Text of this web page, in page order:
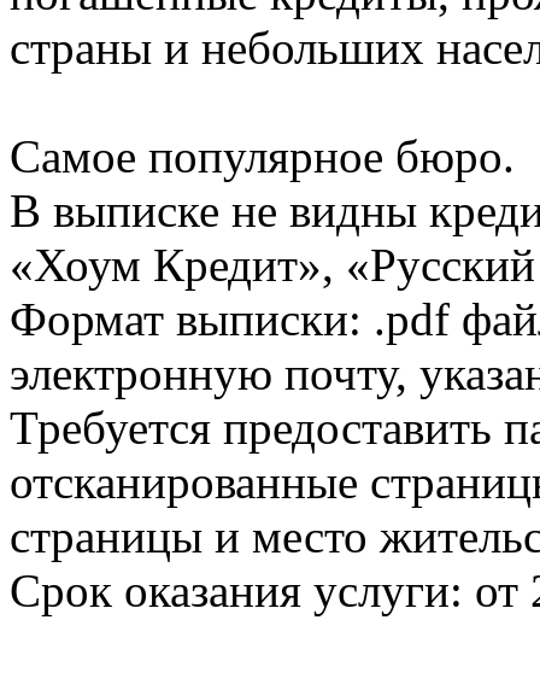
страны и небольших
Самое популярное бюро.
В выписке не видны
«Хоум Кредит»,
Формат выписки: .pdf
электронную почту,
Требуется предоставить
отсканированные
страницы и место
Срок оказания услуги: от